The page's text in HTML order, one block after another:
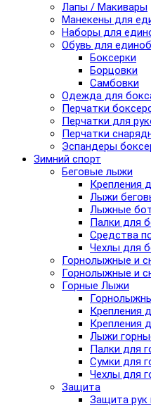
Лапы / Макивары
Манекены для
Наборы для
Обувь для
Боксерки
Борцовки
Самбовки
Одежда для
Перчатки
Перчатки для
Перчатки
Эспандеры
Зимний спорт
Беговые лыжи
Крепления
Лыжи
Лыжные
Палки для
Средства
Чехлы для
Горнолыжные и
Горнолыжные и
Горные Лыжи
Крепления
Крепления
Лыжи
Палки для
Сумки для
Чехлы для
Защита
Защита рук